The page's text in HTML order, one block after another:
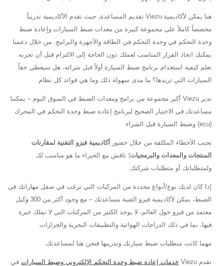
هنا يمكن لأكاديمية Viezu تقديم المساعدة، حيث تقدم الأكاديمية تدريباً
مخصصاً كاملاً على مجموعة كبيرة من معدات ضبط السيارات وإعادة ضبط
وحدة التحكم في وحدة التحكم في الطاقة والأجهزة والبرامج. من خلال دعمنا
يمكنك اتخاذ القرار المناسب لعملك دون الحاجة إلى الالتزام قبل أن تجربه.
تعلم كيفية استخدام برنامج ضبط السيارة أولاً قبل شرائه، هل سيغطي حقاً
السيارات التي تريدها؟ ما مدى سهولة ذلك وما هي فوائد كل نظام.
تدير Viezu أكبر مجموعة من برامج ومعدات الضبط في السوق اليوم – يمكننا
مساعدتك في الاختيار الصحيح لبرنامج إعادة ضبط وحدة التحكم في المحرك
(ecu) وضبط السيارة قبل الشراء
تجنب الأخطاء المكلفة من خلال حضور
أكاديمية فيزو التقنية لمقارنات
المنتجات والمعدات والبرمجيات؛ ناقش مع الخبراء ما هو مناسب لك
ولمتطلباتك أو متطلبات شركتك.
إذا كان لديك نوع/أنواع محددة من المركبات التي ترغب في صقل مهاراتك في
الضبط، يمكن لأكاديمية فيزو الفنية مساعدتك – مع وجود أكثر من 300 وكيل
معتمد من فيزو حول العالم، لا يوجد الكثير من المركبات التي لا نملك خبرة
فيها، بما في ذلك الدراجات الهوائية والتطبيقات البحرية والجرارات.
مهما كانت متطلبات ضبط سيارتك وتدريبها فنحن هنا لمساعدتك
تقدم Viezu خدمات إعادة ضبط وحدة التحكم الإلكتروني وضبط السيارات في